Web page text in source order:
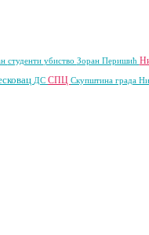
студенти убиство Зоран Перишић
ДС СПЦ Скупштина града